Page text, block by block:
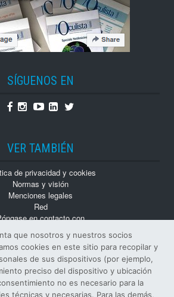
SÍGUENOS EN
Facebook
Instagram
YoutubeLinkedin
Twitter
VER TAMBIÉN
de privacidad y cookies
Normas y visión
Menciones legales
Red
en contacto con
Monografías
Números atrasados
que nosotros y nuestros socios
cookies en este sitio para recopilar y
de sus dispositivos (por ejemplo,
preciso del dispositivo y ubicación
no es necesario para la
técnicas y necesarias. Para las demás,